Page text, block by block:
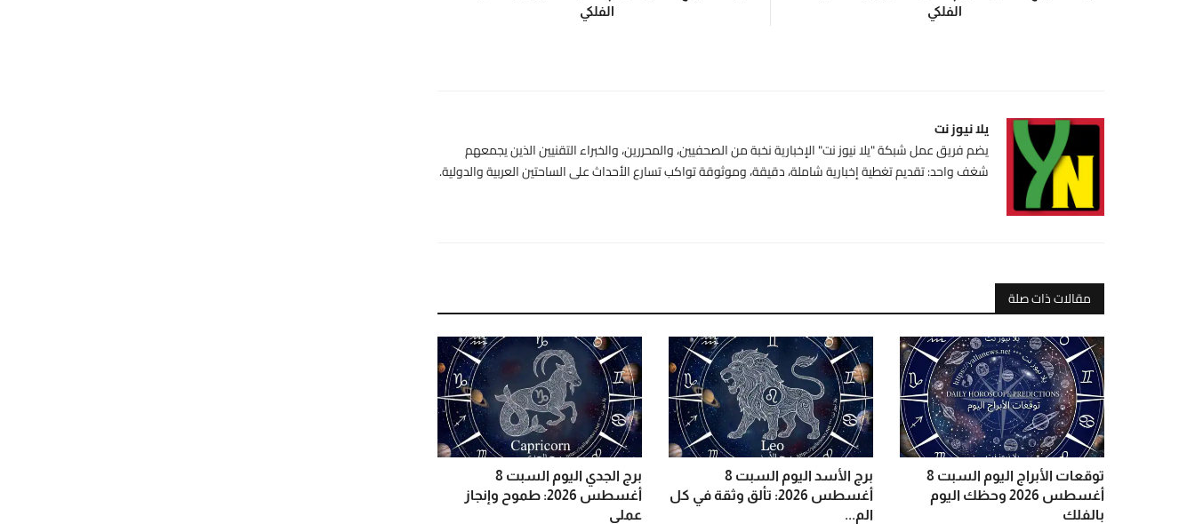
الفلكي
الفلكي
يلا نيوز نت
يضم فريق عمل شبكة "يلا نيوز نت" الإخبارية نخبة من الصحفيين، والمحررين، والخبراء التقنيين الذين يجمعهم
شغف واحد: تقديم تغطية إخبارية شاملة، دقيقة، وموثوقة تواكب تسارع الأحداث على الساحتين العربية والدولية.
مقالات ذات صلة
توقعات الأبراج اليوم السبت 8
أغسطس 2026 وحظك اليوم
بالفلك
برج الأسد اليوم السبت 8
أغسطس 2026: تألق وثقة في كل
الم...
برج الجدي اليوم السبت 8
أغسطس 2026: طموح وإنجاز
عملي